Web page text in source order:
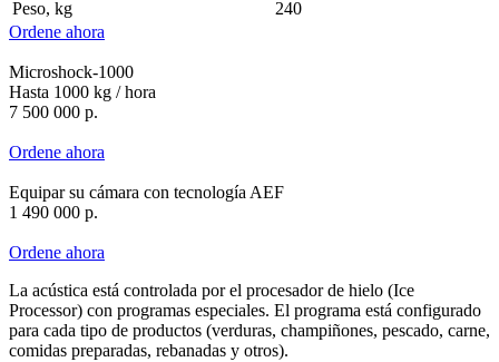
Peso, kg
240
Ordene ahora
Microshock-1000
Hasta 1000 kg / hora
7 500 000 р.
Ordene ahora
Equipar su cámara con tecnología AEF
1 490 000 р.
Ordene ahora
La acústica está controlada por el procesador de hielo (Ice
Processor) con programas especiales. El programa está configurado
para cada tipo de productos (verduras, champiñones, pescado, carne,
comidas preparadas, rebanadas y otros).